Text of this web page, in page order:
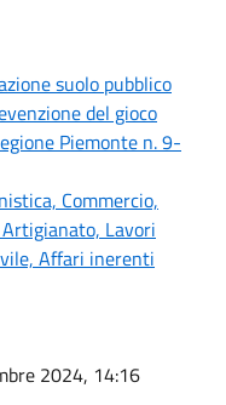
suolo pubblico
del gioco
Piemonte n. 9-
Commercio,
Lavori
Affari inerenti
2024, 14:16